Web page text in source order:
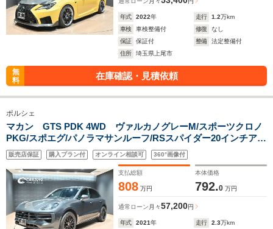
年式 2022年 走行 1.2万km
車検
車検整備付 修復
なし
保証
保証付 整備
法定整備付
住所
埼玉県上尾市
無
料
在庫確認・見積依頼
ポルシェ
マカン GTS PDK 4WD ヴァルカノグレーM/スポーツクロノ
PKG/スポエグ/パノラマサンルーフ/RSスパイダー20インチアル
ミホイール/BOSEサウンドシステム/アダプティブクルーズコン
トロール/360度カメラ/PASM/PDLS/エントリードライブ
販売店保証 購入プラン付 オンライン相談可 360°画像付
支払総額
808 万円
本体価格
792.0 万円
通常ローン 月々57,200円
年式 2021年 走行 2.3万km